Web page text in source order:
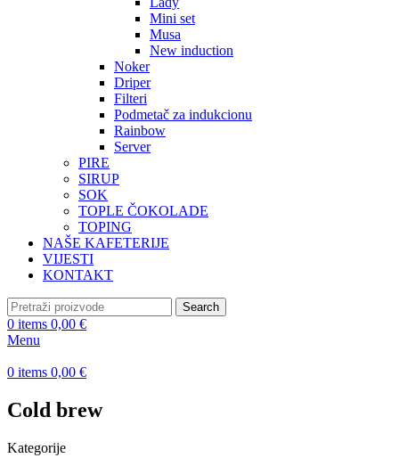
Mini set
Musa
New induction
Noker
Driper
Filteri
Podmetač za indukcionu
Rainbow
Server
PIRE
SIRUP
SOK
TOPLE ČOKOLADE
TOPING
NAŠE KAFETERIJE
VIJESTI
KONTAKT
Search
0 items 0,00 €
Menu
0 items 0,00 €
Cold brew
Kategorije